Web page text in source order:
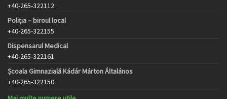
+40-265-322112
Poliția – biroul local
+40-265-322155
Dispensarul Medical
+40-265-322161
Școala Gimnazială Kádár Márton Általános
+40-265-322150